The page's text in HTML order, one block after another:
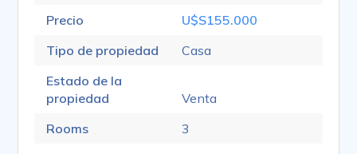
Precio
U$S155.000
Tipo de propiedad
Casa
Estado de la
propiedad
Venta
Rooms
3